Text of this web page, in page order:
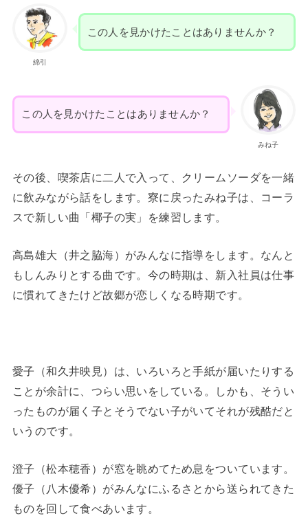
綿引
この人を見かけたことはありませんか？
みね子
この人を見かけたことはありませんか？
その後、喫茶店に二人で入って、クリームソーダを一緒
に飲みながら話をします。寮に戻ったみね子は、コーラ
スで新しい曲「椰子の実」を練習します。
高島雄大（井之脇海）がみんなに指導をします。なんと
もしんみりとする曲です。今の時期は、新入社員は仕事
に慣れてきたけど故郷が恋しくなる時期です。
愛子（和久井映見）は、いろいろと手紙が届いたりする
ことが余計に、つらい思いをしている。しかも、そうい
ったものが届く子とそうでない子がいてそれが残酷だと
いうのです。
澄子（松本穂香）が窓を眺めてため息をついています。
優子（八木優希）がみんなにふるさとから送られてきた
ものを回して食べあいます。